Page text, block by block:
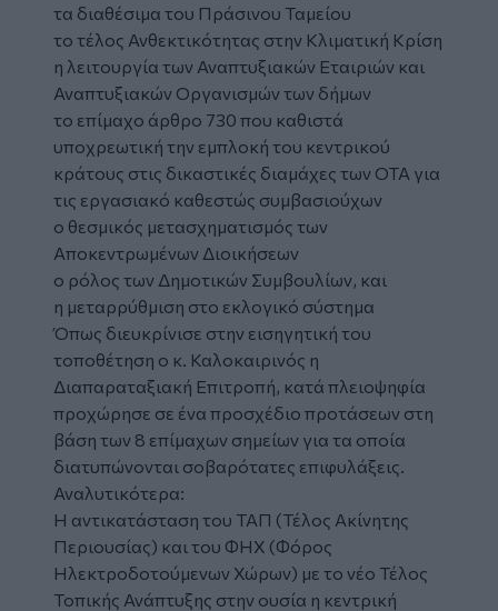
τα διαθέσιμα του Πράσινου Ταμείου
το τέλος Ανθεκτικότητας στην Κλιματική Κρίση
η λειτουργία των Αναπτυξιακών Εταιριών και
Αναπτυξιακών Οργανισμών των δήμων
το επίμαχο άρθρο 730 που καθιστά
υποχρεωτική την εμπλοκή του κεντρικού
κράτους στις δικαστικές διαμάχες των ΟΤΑ για
τις εργασιακό καθεστώς συμβασιούχων
ο θεσμικός μετασχηματισμός των
Αποκεντρωμένων Διοικήσεων
ο ρόλος των Δημοτικών Συμβουλίων, και
η μεταρρύθμιση στο εκλογικό σύστημα
Όπως διευκρίνισε στην εισηγητική του
τοποθέτηση ο κ. Καλοκαιρινός η
Διαπαραταξιακή Επιτροπή, κατά πλειοψηφία
προχώρησε σε ένα προσχέδιο προτάσεων στη
βάση των 8 επίμαχων σημείων για τα οποία
διατυπώνονται σοβαρότατες επιφυλάξεις.
Αναλυτικότερα:
Η αντικατάσταση του ΤΑΠ (Τέλος Ακίνητης
Περιουσίας) και του ΦΗΧ (Φόρος
Ηλεκτροδοτούμενων Χώρων) με το νέο Τέλος
Τοπικής Ανάπτυξης στην ουσία η κεντρική